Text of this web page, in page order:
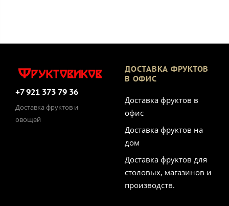
+7 921 373 79 36
Доставка фруктов и
овощей
ДОСТАВКА ФРУКТОВ
В ОФИС
Доставка фруктов в
офис
Доставка фруктов на
дом
Доставка фруктов для
столовых, магазинов и
производств.